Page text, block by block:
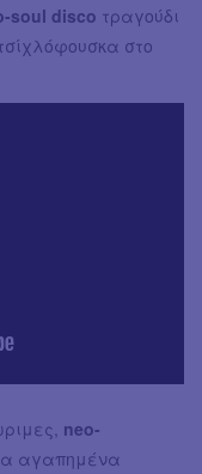
soul disco τραγούδι
στο
neo-
αγαπημένα